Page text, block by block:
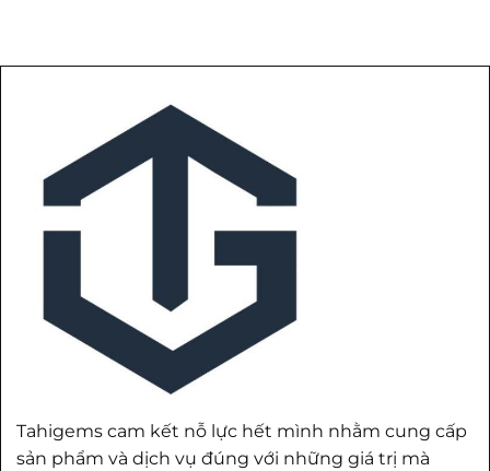
Tahigems cam kết nỗ lực hết mình nhằm cung cấp
sản phẩm và dịch vụ đúng với những giá trị mà